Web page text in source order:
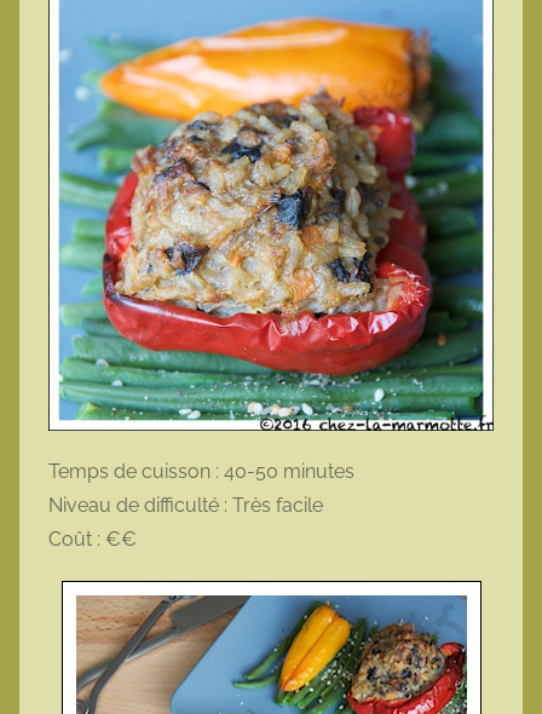
Temps de cuisson : 40-50 minutes
Niveau de difficulté : Très facile
Coût : €€